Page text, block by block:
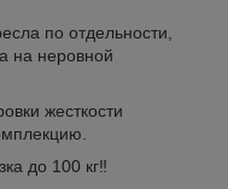
по отдельности,
на неровной
жесткости
до 100 кг‼️